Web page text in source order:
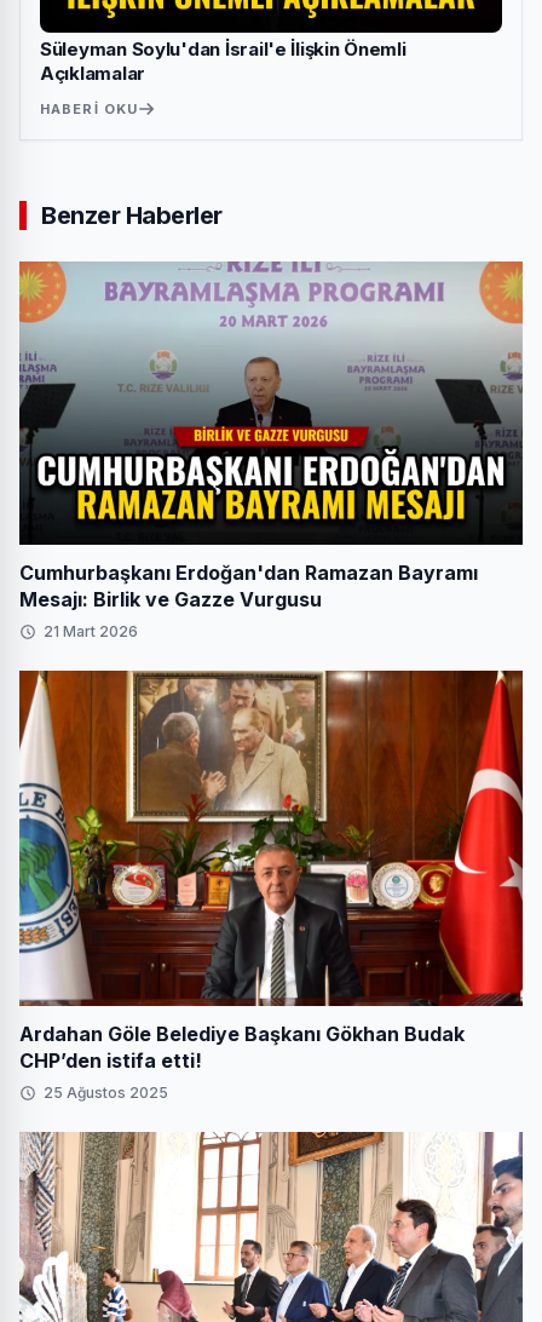
Süleyman Soylu'dan İsrail'e İlişkin Önemli
Açıklamalar
HABERI OKU
Benzer Haberler
Cumhurbaşkanı Erdoğan'dan Ramazan Bayramı
Mesajı: Birlik ve Gazze Vurgusu
21 Mart 2026
Ardahan Göle Belediye Başkanı Gökhan Budak
CHP’den istifa etti!
25 Ağustos 2025